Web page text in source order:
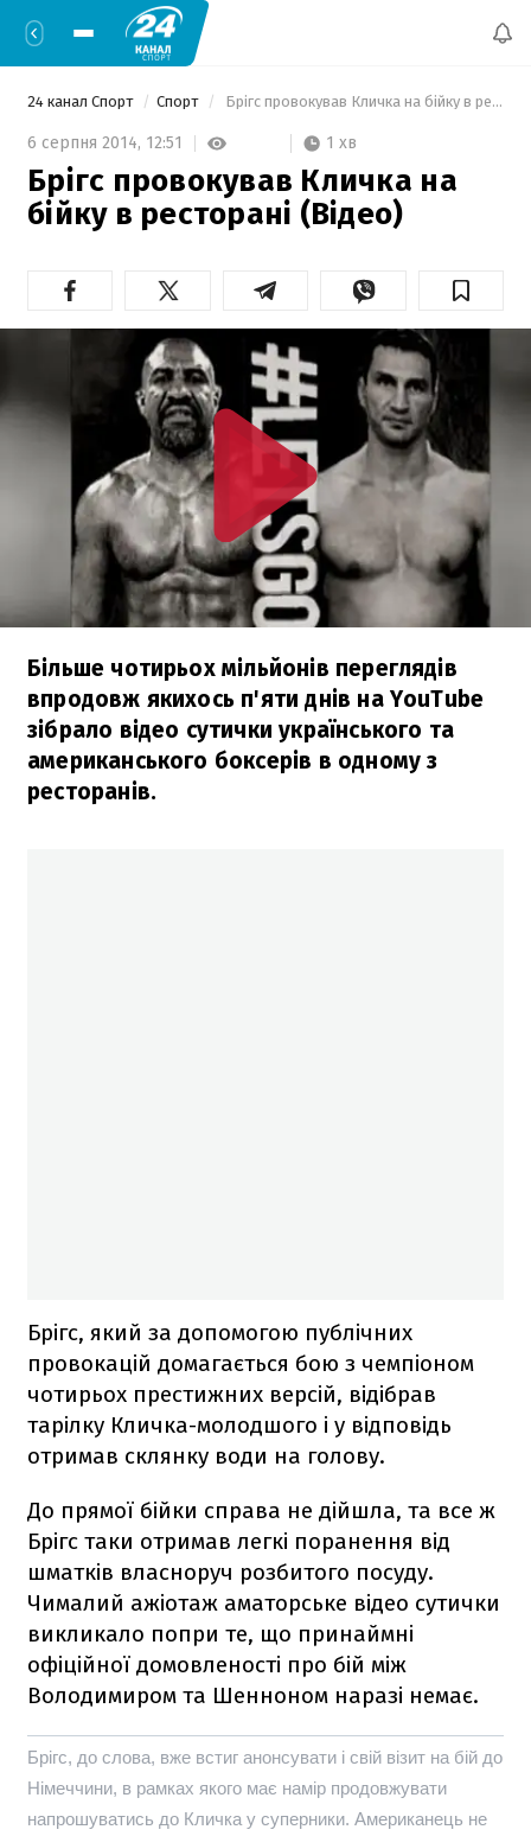
24 канал Спорт Спорт Брігс провокував Кличка на бійку в ресторані (Відео)
6 серпня 2014, 12:51 1 хв
Брігс провокував Кличка на
бійку в ресторані (Відео)
Більше чотирьох мільйонів переглядів
впродовж якихось п'яти днів на YouTube
зібрало відео сутички українського та
американського боксерів в одному з
ресторанів.
Брігс, який за допомогою публічних
провокацій домагається бою з чемпіоном
чотирьох престижних версій, відібрав
тарілку Кличка-молодшого і у відповідь
отримав склянку води на голову.
До прямої бійки справа не дійшла, та все ж
Брігс таки отримав легкі поранення від
шматків власноруч розбитого посуду.
Чималий ажіотаж аматорське відео сутички
викликало попри те, що принаймні
офіційної домовленості про бій між
Володимиром та Шенноном наразі немає.
Брігс, до слова, вже встиг анонсувати і свій візит на бій до
Німеччини, в рамках якого має намір продовжувати
напрошуватись до Кличка у суперники. Американець не